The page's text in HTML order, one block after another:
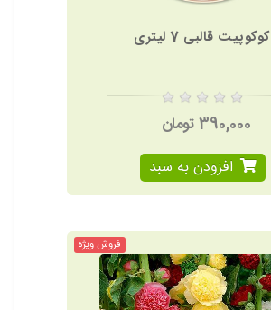
کوکوپیت قالبی 7 لیتری
390,000 تومان
افزودن به سبد
فروش ویژه